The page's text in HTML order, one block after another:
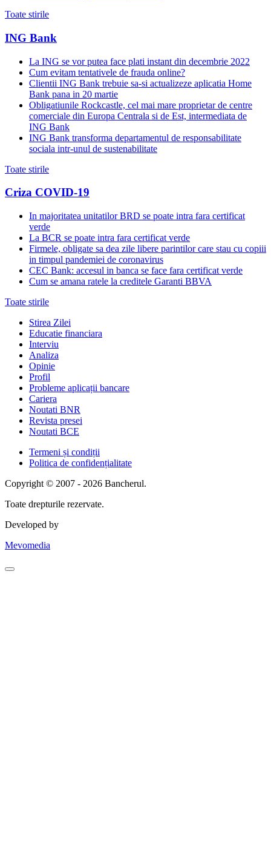
Toate stirile
ING Bank
La ING se vor putea face plati instant din decembrie 2022
Cum evitam tentativele de frauda online?
Clientii ING Bank trebuie sa-si actualizeze aplicatia Home
Bank pana in 20 martie
Obligatiunile Rockcastle, cel mai mare proprietar de centre
comerciale din Europa Centrala si de Est, intermediata de
ING Bank
ING Bank transforma departamentul de responsabilitate
sociala intr-unul de sustenabilitate
Toate stirile
Criza COVID-19
In majoritatea unitatilor BRD se poate intra fara certificat
verde
La BCR se poate intra fara certificat verde
Firmele, obligate sa dea zile libere parintilor care stau cu copiii
in timpul pandemiei de coronavirus
CEC Bank: accesul in banca se face fara certificat verde
Cum se amana ratele la creditele Garanti BBVA
Toate stirile
Stirea Zilei
Educatie financiara
Interviu
Analiza
Opinie
Profil
Probleme aplicații bancare
Cariera
Noutati BNR
Revista presei
Noutati BCE
Termeni și condiții
Politica de confidențialitate
Copyright © 2007 - 2026 Bancherul.
Toate drepturile rezervate.
Developed by
Mevomedia